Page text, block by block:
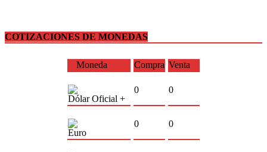
COTIZACIONES DE MONEDAS
Moneda Compra Venta
Dólar Oficial +
0 0
Euro
0 0